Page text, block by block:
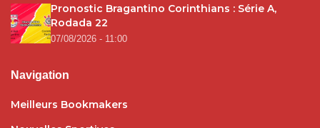
Pronostic Bragantino Corinthians : Série A,
Rodada 22
07/08/2026 - 11:00
Navigation
Meilleurs Bookmakers